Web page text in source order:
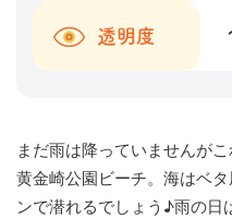
透明度
まだ雨は降っていませんが
黄金崎公園ビーチ。海はベ
ンで潜れるでしょう♪雨の日